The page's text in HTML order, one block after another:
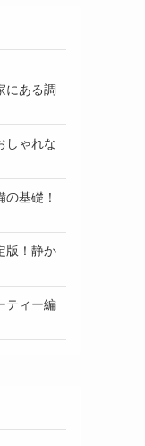
にある調
しゃれな
基礎！
版！静か
ティー編